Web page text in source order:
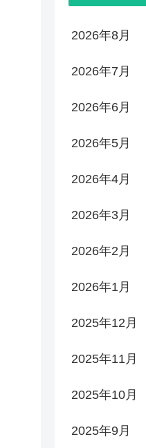
2026年8月
2026年7月
2026年6月
2026年5月
2026年4月
2026年3月
2026年2月
2026年1月
2025年12月
2025年11月
2025年10月
2025年9月